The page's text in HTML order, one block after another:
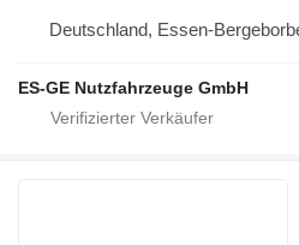
Deutschland, Essen-
ES-GE Nutzfahrzeuge GmbH